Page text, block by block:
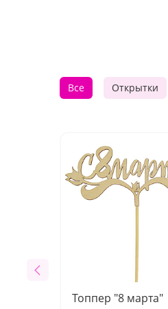
Все Открытки
Топпер "8 марта"